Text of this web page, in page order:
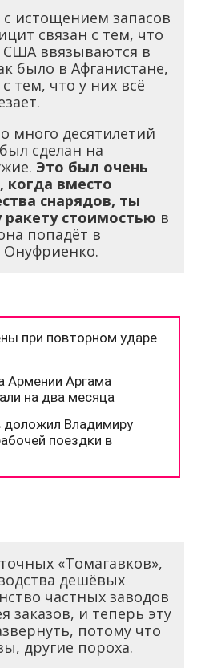
истощением запасов
связан с тем, что
США ввязываются в
было в Афганистане,
тем, что у них всё
много десятилетий
сделан на
Это был очень
когда вместо
снарядов, ты
стоимостью в
попадёт в
Онуфриенко.
«Томагавков»,
дешёвых
частных заводов
заказов, и теперь эту
потому что
другие пороха.